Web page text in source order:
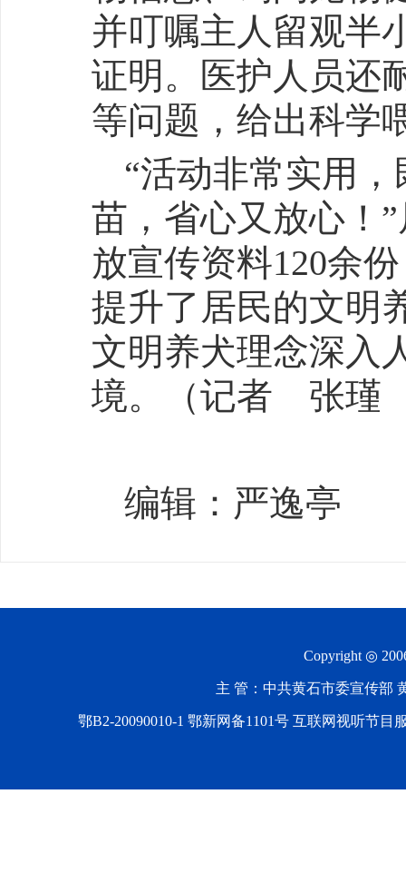
并叮嘱主人留观半
证明。医护人员还
等问题，给出科学
“活动非常实用
苗，省心又放心！
放宣传资料120余
提升了居民的文明
文明养犬理念深入
境。（记者 张
编辑：严逸亭
Copyright ◎
主 管：中共黄石市委宣传部
鄂B2-20090010-1 鄂新网备1101号 互联网视听节目